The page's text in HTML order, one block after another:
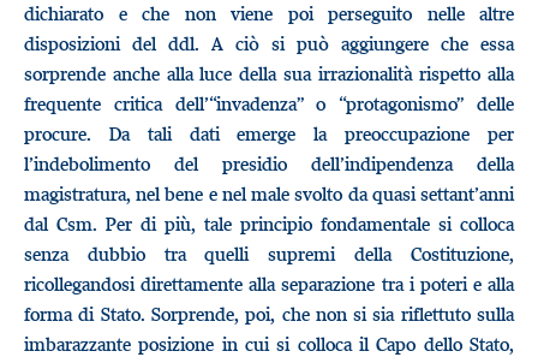
dichiarato e che non viene poi perseguito nelle altre
disposizioni del ddl. A ciò si può aggiungere che essa
sorprende anche alla luce della sua irrazionalità rispetto alla
frequente critica dell’“invadenza” o “protagonismo” delle
procure. Da tali dati emerge la preoccupazione per
l’indebolimento del presidio dell’indipendenza della
magistratura, nel bene e nel male svolto da quasi settant’anni
dal Csm. Per di più, tale principio fondamentale si colloca
senza dubbio tra quelli supremi della Costituzione,
ricollegandosi direttamente alla separazione tra i poteri e alla
forma di Stato. Sorprende, poi, che non si sia riflettuto sulla
imbarazzante posizione in cui si colloca il Capo dello Stato,